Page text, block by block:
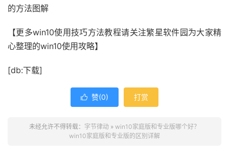
的方法图解
【更多win10使用技巧方法教程请关注繁星软件园为大家精
心整理的win10使用攻略】
[db:下载]
 赞(0) 打赏
未经允许不得转载： 字节律动 » win10家庭版和专业版哪个好？
win10家庭版和专业版的区别详解